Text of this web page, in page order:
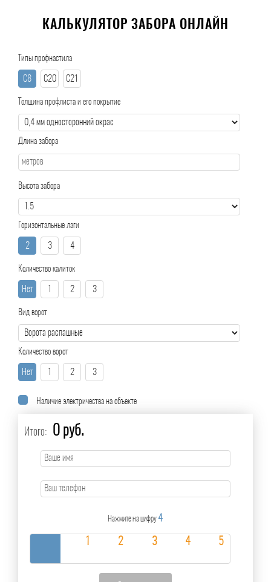
КАЛЬКУЛЯТОР ЗАБОРА ОНЛАЙН
Типы профнастила
С8 С20 С21
Толщина профлиста и его покрытие
Длина забора
Высота забора
Горизонтальные лаги
2 3 4
Количество калиток
Нет 2 3
Вид ворот
Количество ворот
Нет 2 3
Наличие электричества на объекте
Итого: 0 руб.
Нажмите на цифру 4